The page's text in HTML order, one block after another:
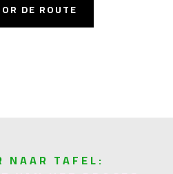
DE ROUTE
NAAR TAFEL: